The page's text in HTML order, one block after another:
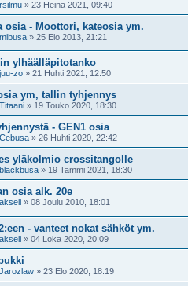
rsilmu » 23 Heinä 2021, 09:40
osia - Moottori, kateosia ym.
mibusa » 25 Elo 2013, 21:21
ylhäälläpitotanko
juu-zo » 21 Huhti 2021, 12:50
ym, tallin tyhjennys
Titaani » 19 Touko 2020, 18:30
- GEN1 osia
Cebusa » 26 Huhti 2020, 22:42
yläkolmio crossitangolle
blackbusa » 19 Tammi 2021, 18:30
osia alk. 20e
akseli » 08 Joulu 2010, 18:01
- vanteet nokat sähköt ym.
akseli » 04 Loka 2020, 20:09
Jarozlaw » 23 Elo 2020, 18:19